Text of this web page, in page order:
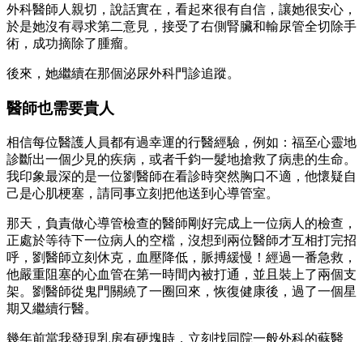
外科醫師人親切，說話實在，看起來很有自信，讓她很安心，
於是她沒有尋求第二意見，接受了右側腎臟和輸尿管全切除手
術，成功摘除了腫瘤。
後來，她繼續在那個泌尿外科門診追蹤。
醫師也需要貴人
相信每位醫護人員都有過幸運的行醫經驗，例如：福至心靈地
診斷出一個少見的疾病，或者千鈞一髮地搶救了病患的生命。
我印象最深的是一位劉醫師在看診時突然胸口不適，他懷疑自
己是心肌梗塞，請同事立刻把他送到心導管室。
那天，負責做心導管檢查的醫師剛好完成上一位病人的檢查，
正處於等待下一位病人的空檔，沒想到兩位醫師才互相打完招
呼，劉醫師立刻休克，血壓降低，脈搏緩慢！經過一番急救，
他嚴重阻塞的心血管在第一時間內被打通，並且裝上了兩個支
架。劉醫師從鬼門關繞了一圈回來，恢復健康後，過了一個星
期又繼續行醫。
幾年前當我發現乳房有硬塊時，立刻找同院一般外科的蘇醫